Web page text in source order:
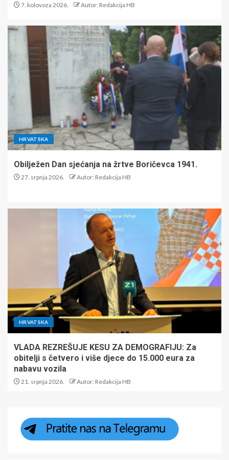
7. kolovoza 2026. Autor: Redakcija HB
HRVATSKA
Obilježen Dan sjećanja na žrtve Boričevca 1941.
27. srpnja 2026. Autor: Redakcija HB
HRVATSKA
VLADA REZREŠUJE KESU ZA DEMOGRAFIJU: Za
obitelji s četvero i više djece do 15.000 eura za
nabavu vozila
21. srpnja 2026. Autor: Redakcija HB